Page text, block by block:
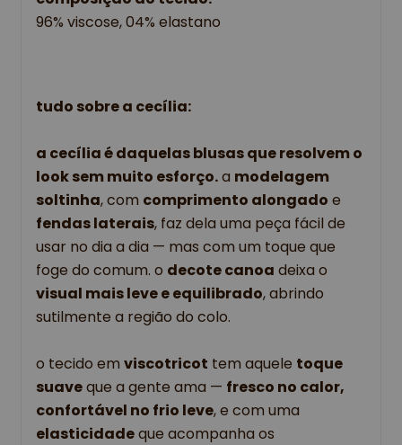
96% viscose, 04% elastano
tudo sobre a cecília:
a cecíliaé daquelas blusas que resolvem o
look sem muito esforço.a modelagem
soltinha, com comprimento alongado e
fendas laterais, faz dela uma peça fácil de
usar no dia a dia — mas com um toque que
foge do comum. o decote canoa deixa o
visual mais leve e equilibrado, abrindo
sutilmente a região do colo.
o tecido em viscotricot tem aquele toque
suaveque a gente ama — fresco no calor,
confortável no frio leve, e com uma
elasticidadeque acompanha os